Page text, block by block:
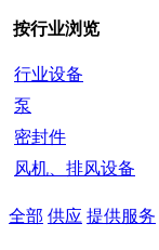
按行业浏览
行业设备
泵
密封件
风机、排风设备
全部 供应 提供服务